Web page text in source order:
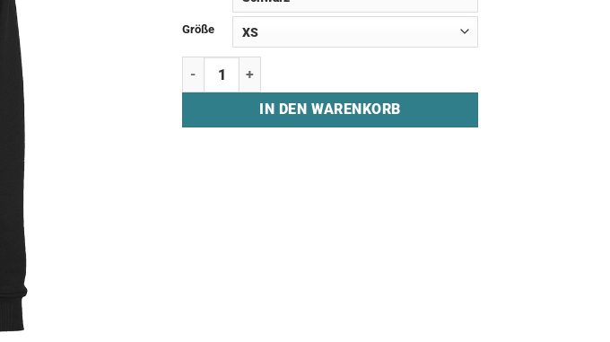
Größe
Hoodie "5 PROMILLE SQUAD" Menge
IN DEN WARENKORB